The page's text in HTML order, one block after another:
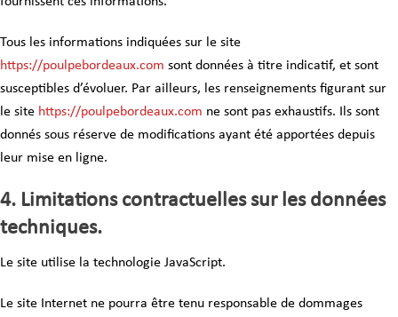
Tous les informations indiquées sur le site
https://poulpebordeaux.com sont données à titre indicatif, et sont
susceptibles d’évoluer. Par ailleurs, les renseignements figurant sur
le site https://poulpebordeaux.com ne sont pas exhaustifs. Ils sont
donnés sous réserve de modifications ayant été apportées depuis
leur mise en ligne.
4. Limitations contractuelles sur les données
techniques.
Le site utilise la technologie JavaScript.
Le site Internet ne pourra être tenu responsable de dommages